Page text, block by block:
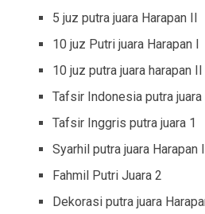
5 juz putra juara Harapan II
10 juz Putri juara Harapan I
10 juz putra juara harapan II
Tafsir Indonesia putra juara
Tafsir Inggris putra juara 1
Syarhil putra juara Harapan I
Fahmil Putri Juara 2
Dekorasi putra juara